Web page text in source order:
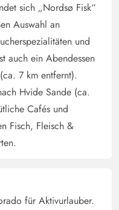
sich „Nordsø Fisk“
Auswahl an
und
auch ein Abendessen
7 km entfernt).
Hvide Sande (ca.
Cafés und
Fisch, Fleisch &
für Aktivurlauber.